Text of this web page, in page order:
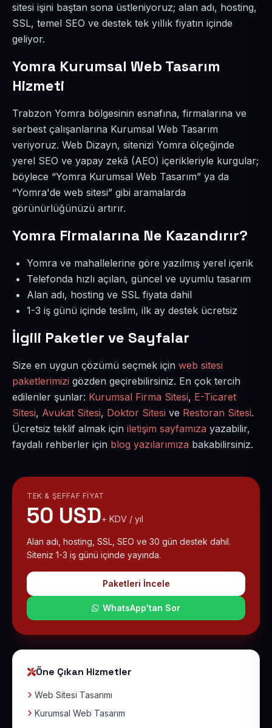
sitesi işini baştan sona üstleniyoruz; alan adı, hosting,
SSL, temel SEO ve destek tek yıllık fiyatın içinde
geliyor.
Yomra Kurumsal Web Tasarım
Hizmeti
Trabzon Yomra bölgesinin esnafına, firmalarına ve
serbest çalışanlarına Kurumsal Web Tasarım
veriyoruz. Web Dizayn, sitenizi Yomra ölçeğinde
yerel SEO ve yapay zekâ (AEO) içerikleriyle kurgular;
böylece “Yomra Kurumsal Web Tasarım” ya da
“Yomra'de web sitesi” gibi aramalarda
görünürlüğünüzü artırır.
Yomra Firmalarına Ne Kazandırır?
Yomra ve mahallelerine göre yazılmış yerel içerik
Telefonda hızlı açılan, güncel ve uyumlu tasarım
Alan adı, hosting ve SSL fiyata dahil
1-3 iş günü içinde teslim, ilk ay destek ücretsiz
İlgili Paketler ve Sayfalar
Size en uygun çözümü seçmek için web sitesi
paketlerimizi gözden geçirebilirsiniz. En çok tercih
edilenler şunlar: Kurumsal Firma Sitesi, E-Ticaret
Sitesi, Avukat Sitesi, Doktor Sitesi ve Restoran Sitesi.
Ücretsiz teklif almak için iletişim sayfamıza yazabilir,
faydalı rehberler için blog yazılarımıza bakabilirsiniz.
TEK & ŞEFFAF FIYAT
50 USD+ KDV / yıl
Alan adı, hosting, SSL, SEO ve 30 gün destek dahil.
Siteniz 1-3 iş günü içinde yayında.
Paketleri İncele
WhatsApp'tan Sor
Öne Çıkan Hizmetler
Web Sitesi Tasarımı
Kurumsal Web Tasarım